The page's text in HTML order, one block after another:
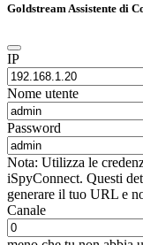
Goldstream Assistente di
IP
Nome utente
Password
Nota: Utilizza le
iSpyConnect. Questi
generare il tuo URL e
Canale